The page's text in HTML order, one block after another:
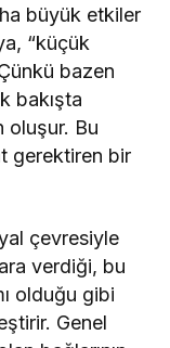
büyük etkiler
“küçük
bazen
bakışta
oluşur. Bu
gerektiren bir
çevresiyle
verdiği, bu
olduğu gibi
Genel